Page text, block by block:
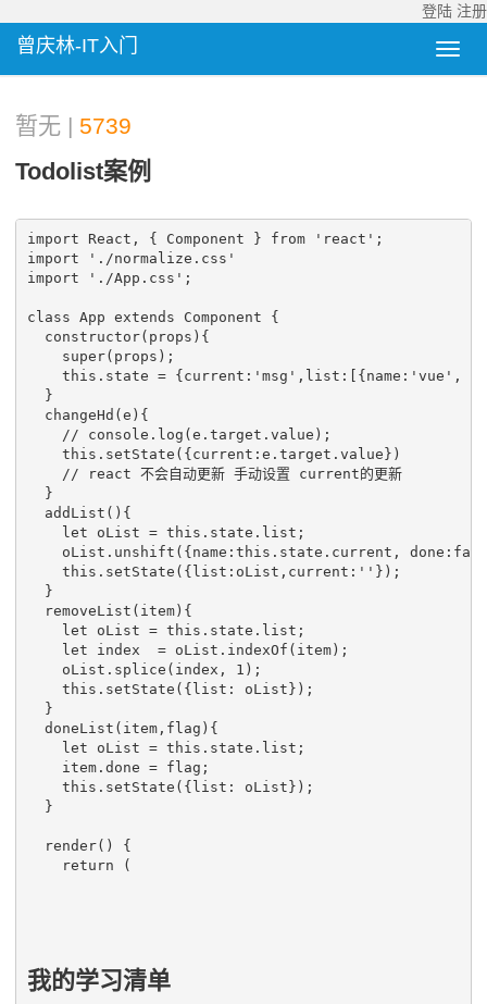
登陆 注册
曾庆林-IT入门
暂无 | 5739
Todolist案例
import React, { Component } from 'react';
import './normalize.css'
import './App.css';
class App extends Component {
  constructor(props){
    super(props);
this.state = {current:'msg',list:[{name:'vue',
  }
  changeHd(e){
    // console.log(e.target.value);
    this.setState({current:e.target.value})
    // react 不会自动更新 手动设置 current的更新
  }
  addList(){
    let oList = this.state.list;
oList.unshift({name:this.state.current,
    this.setState({list:oList,current:''});
  }
  removeList(item){
    let oList = this.state.list;
    let index  = oList.indexOf(item);
    oList.splice(index, 1);
    this.setState({list: oList});
  }
  doneList(item,flag){
    let oList = this.state.list;
    item.done = flag;
    this.setState({list: oList});
  }
  render() {
    return (
我的学习清单